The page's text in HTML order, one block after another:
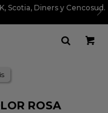
Scotia, Diners y Cencosud.
ROSA